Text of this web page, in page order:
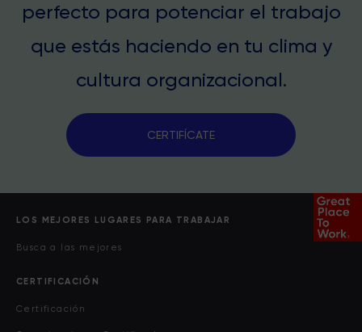
perfecto para potenciar el trabajo
que estás haciendo en tu clima y
cultura organizacional.
CERTIFÍCATE
LOS MEJORES LUGARES PARA TRABAJAR
Busca a las mejores
CERTIFICACIÓN
Certificación